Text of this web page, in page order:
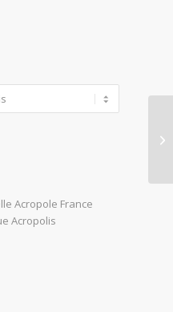
Acropole France
Acropolis